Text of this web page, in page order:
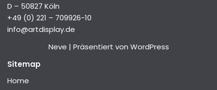
D – 50827 Köln
+49 (0) 221 – 709926-10
info@artdisplay.de
Neve | Präsentiert von WordPress
Sitemap
Home